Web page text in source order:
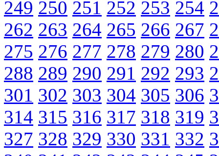
249 250 251 252 253 254
262 263 264 265 266 267
275 276 277 278 279 280
288 289 290 291 292 293
301 302 303 304 305 306
314 315 316 317 318 319
327 328 329 330 331 332